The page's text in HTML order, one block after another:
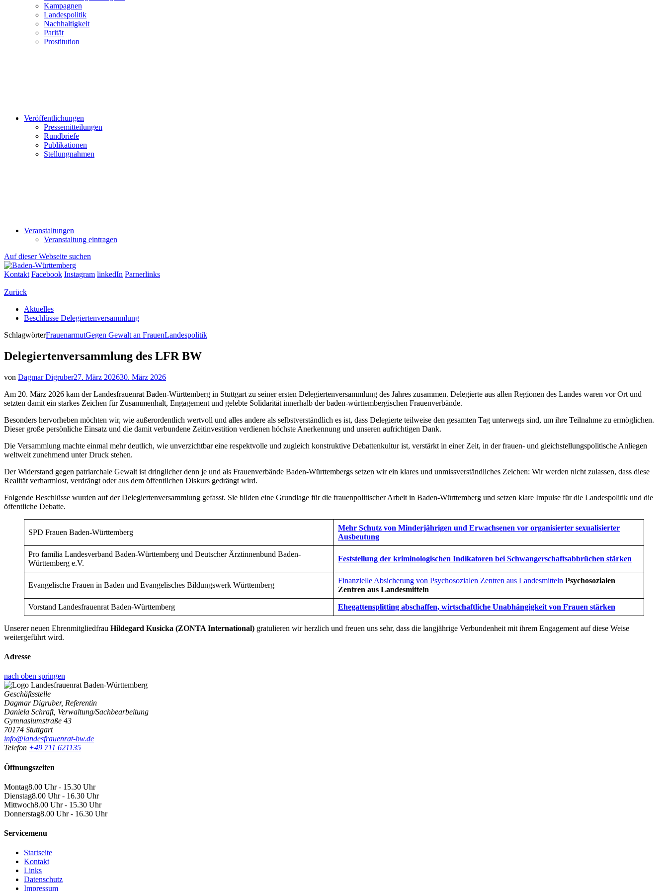
Kampagnen
Landespolitik
Nachhaltigkeit
Parität
Prostitution
Veröffentlichungen
Pressemitteilungen
Rundbriefe
Publikationen
Stellungnahmen
Veranstaltungen
Veranstaltung eintragen
Auf dieser Webseite suchen
Kontakt Facebook Instagram linkedIn Parnerlinks
Zurück
Aktuelles
Beschlüsse Delegiertenversammlung
SchlagwörterFrauenarmutGegen Gewalt an FrauenLandespolitik
Delegiertenversammlung des LFR BW
von Dagmar Digruber27. März 202630. März 2026
Am 20. März 2026 kam der Landesfrauenrat Baden-Württemberg in Stuttgart zu seiner ersten Delegiertenversammlung des Jahres zusammen. Delegierte aus allen Regionen des Landes waren vor Ort und
setzten damit ein starkes Zeichen für Zusammenhalt, Engagement und gelebte Solidarität innerhalb der baden-württembergischen Frauenverbände.
Besonders hervorheben möchten wir, wie außerordentlich wertvoll und alles andere als selbstverständlich es ist, dass Delegierte teilweise den gesamten Tag unterwegs sind, um ihre Teilnahme zu ermöglichen.
Dieser große persönliche Einsatz und die damit verbundene Zeitinvestition verdienen höchste Anerkennung und unseren aufrichtigen Dank.
Die Versammlung machte einmal mehr deutlich, wie unverzichtbar eine respektvolle und zugleich konstruktive Debattenkultur ist, verstärkt in einer Zeit, in der frauen- und gleichstellungspolitische Anliegen
weltweit zunehmend unter Druck stehen.
Der Widerstand gegen patriarchale Gewalt ist dringlicher denn je und als Frauenverbände Baden-Württembergs setzen wir ein klares und unmissverständliches Zeichen: Wir werden nicht zulassen, dass diese
Realität verharmlost, verdrängt oder aus dem öffentlichen Diskurs gedrängt wird.
Folgende Beschlüsse wurden auf der Delegiertenversammlung gefasst. Sie bilden eine Grundlage für die frauenpolitischer Arbeit in Baden-Württemberg und setzen klare Impulse für die Landespolitik und die
öffentliche Debatte.
SPD Frauen Baden-Württemberg
Mehr Schutz von Minderjährigen und Erwachsenen vor organisierter sexualisierter
Ausbeutung
Pro familia Landesverband Baden-Württemberg und Deutscher Ärztinnenbund Baden-
Württemberg e.V.
Feststellung der kriminologischen Indikatoren bei Schwangerschaftsabbrüchen stärken
Evangelische Frauen in Baden und Evangelisches Bildungswerk Württemberg
Finanzielle Absicherung von Psychosozialen Zentren aus Landesmitteln Psychosozialen
Zentren aus Landesmitteln
Vorstand Landesfrauenrat Baden-Württemberg Ehegattensplitting abschaffen, wirtschaftliche Unabhängigkeit von Frauen stärken
Unserer neuen Ehrenmitgliedfrau Hildegard Kusicka (ZONTA International) gratulieren wir herzlich und freuen uns sehr, dass die langjährige Verbundenheit mit ihrem Engagement auf diese Weise
weitergeführt wird.
Adresse
nach oben springen
Geschäftsstelle
Dagmar Digruber, Referentin
Daniela Schraft, Verwaltung/Sachbearbeitung
Gymnasiumstraße 43
70174 Stuttgart
info@landesfrauenrat-bw.de
Telefon +49 711 621135
Öffnungszeiten
Montag8.00 Uhr - 15.30 Uhr
Dienstag8.00 Uhr - 16.30 Uhr
Mittwoch8.00 Uhr - 15.30 Uhr
Donnerstag8.00 Uhr - 16.30 Uhr
Servicemenu
Startseite
Kontakt
Links
Datenschutz
Impressum